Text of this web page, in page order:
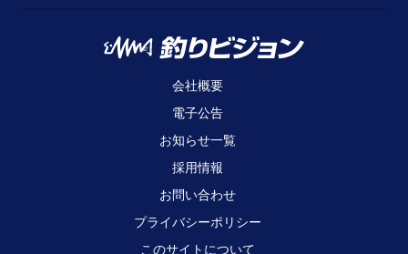
会社概要
電子公告
お知らせ一覧
採用情報
お問い合わせ
プライバシーポリシー
このサイトについて